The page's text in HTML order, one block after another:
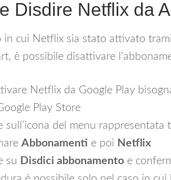
Disdire Netflix da
in cui Netflix sia stato attivato
è possibile disattivare
Netflix da Google Play
Play Store
sull’icona del menu rappresentata
Abbonamenti e poi Netflix
su Disdici abbonamento e